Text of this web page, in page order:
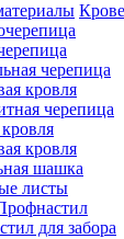
черепица
кровля
черепица
кровля
шашка
листы
для забора